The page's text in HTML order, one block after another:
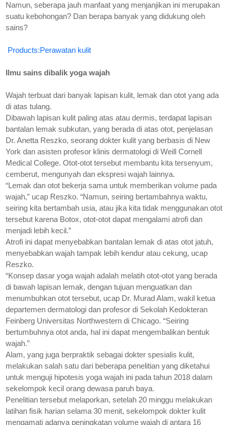
Namun, seberapa jauh manfaat yang menjanjikan ini merupakan
suatu kebohongan? Dan berapa banyak yang didukung oleh
sains?
Products:Perawatan kulit
Ilmu sains dibalik yoga wajah
Wajah terbuat dari banyak lapisan kulit, lemak dan otot yang ada
di atas tulang.
Dibawah lapisan kulit paling atas atau dermis, terdapat lapisan
bantalan lemak subkutan, yang berada di atas otot, penjelasan
Dr. Anetta Reszko,seorang dokter kulit yang berbasis di New
York dan asisten profesor klinis dermatologi di Weill Cornell
Medical College. Otot-otot tersebut membantu kita tersenyum,
cemberut, mengunyah dan ekspresi wajah lainnya.
“Lemak dan otot bekerja sama untuk memberikan volume pada
wajah,” ucap Reszko. “Namun, seiring bertambahnya waktu,
seiring kita bertambah usia, atau jika kita tidak menggunakan otot
tersebut karena Botox, otot-otot dapat mengalami atrofi dan
menjadi lebih kecil.”
Atrofi ini dapat menyebabkan bantalan lemak di atas otot jatuh,
menyebabkan wajah tampak lebih kendur atau cekung, ucap
Reszko.
“Konsep dasar yoga wajah adalah melatih otot-otot yang berada
di bawah lapisan lemak, dengan tujuan menguatkan dan
menumbuhkan otot tersebut, ucap Dr. Murad Alam, wakil ketua
departemen dermatologi dan profesor di Sekolah Kedokteran
Feinberg Universitas Northwestern di Chicago. “Seiring
bertumbuhnya otot anda, hal ini dapat mengembalikan bentuk
wajah.”
Alam, yang juga berpraktik sebagai dokter spesialis kulit,
melakukan salah satu dari beberapa penelitian yang diketahui
untuk menguji hipotesis yoga wajah ini pada tahun 2018 dalam
sekelompok kecil orang dewasa paruh baya.
Penelitian tersebut melaporkan,setelah 20 minggu melakukan
latihan fisik harian selama 30 menit, sekelompok dokter kulit
mengamati adanya peningkatan volume wajah di antara 16